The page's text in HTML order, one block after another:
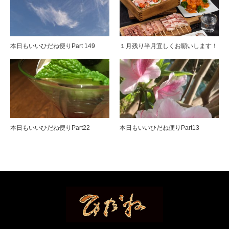
本日もいいひだね便りPart 149 １月残り半月宜しくお願いします！
本日もいいひだね便りPart22 本日もいいひだね便りPart13